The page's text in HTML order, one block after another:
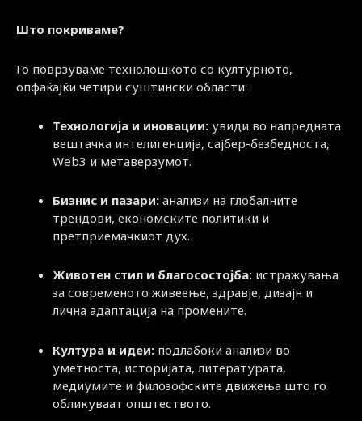
Што покриваме?
Го поврзуваме технолошкото со културното,
опфаќајќи четири суштински области:
Технологија и иновации: увиди во напредната
вештачка интелигенција, сајбер-безбедноста,
Web3 и метаверзумот.
Бизнис и пазари: анализи на глобалните
трендови, економските политики и
претприемачкиот дух.
Животен стил и благосостојба: истражувања
за современото живеење, здравје, дизајн и
лична адаптација на промените.
Култура и идеи: подлабоки анализи во
уметноста, историјата, литературата,
медиумите и филозофските движења што го
обликуваат општеството.